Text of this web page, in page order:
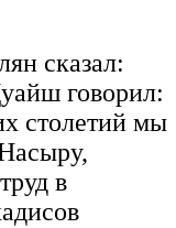
сказал:
говорил:
столетий мы
в